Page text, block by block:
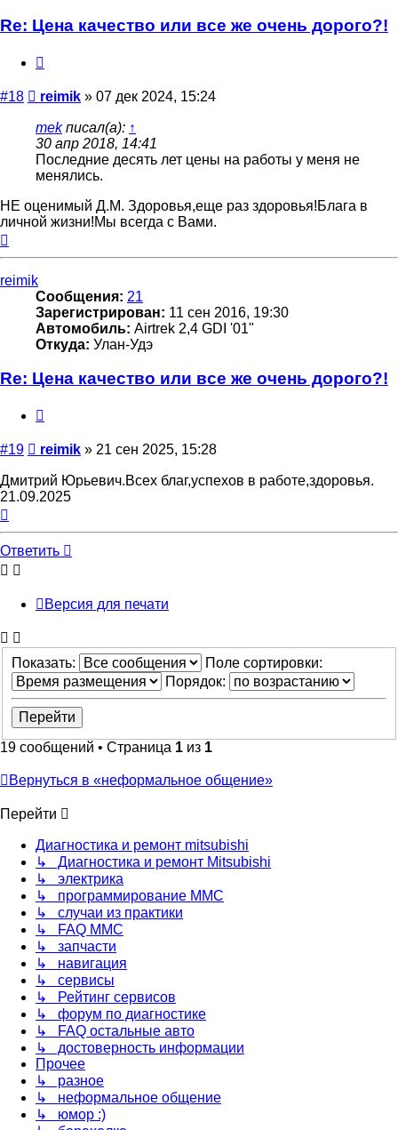
Re: Цена качество или все же очень дорого?!
#18 Сообщение
reimik » 07 дек 2024, 15:24
mekписал(а): ↑
30 апр 2018, 14:41
Последние десять лет цены на работы у меня не
менялись.
НЕ оценимый Д.М. Здоровья,еще раз здоровья!Блага в
личной жизни!Мы всегда с Вами.
reimik
Сообщения: 21
Зарегистрирован: 11 сен 2016, 19:30
Автомобиль: Airtrek 2,4 GDI '01"
Откуда: Улан-Удэ
Re: Цена качество или все же очень дорого?!
#19 Сообщение
reimik » 21 сен 2025, 15:28
Дмитрий Юрьевич.Всех благ,успехов в работе,здоровья.
21.09.2025
началу
Ответить
Версия для печати
Показать:
Поле сортировки:
Порядок:
19 сообщений • Страница 1 из 1
Вернуться в «неформальное общение»
Перейти
Диагностика и ремонт mitsubishi
↳ Диагностика и ремонт Mitsubishi
↳ электрика
↳ программирование MMC
↳ случаи из практики
↳ FAQ MMC
↳ запчасти
↳ навигация
↳ сервисы
↳ Рейтинг сервисов
↳ форум по диагностике
↳ FAQ остальные авто
↳ достоверность информации
Прочее
↳ разное
↳ неформальное общение
↳ юмор :)